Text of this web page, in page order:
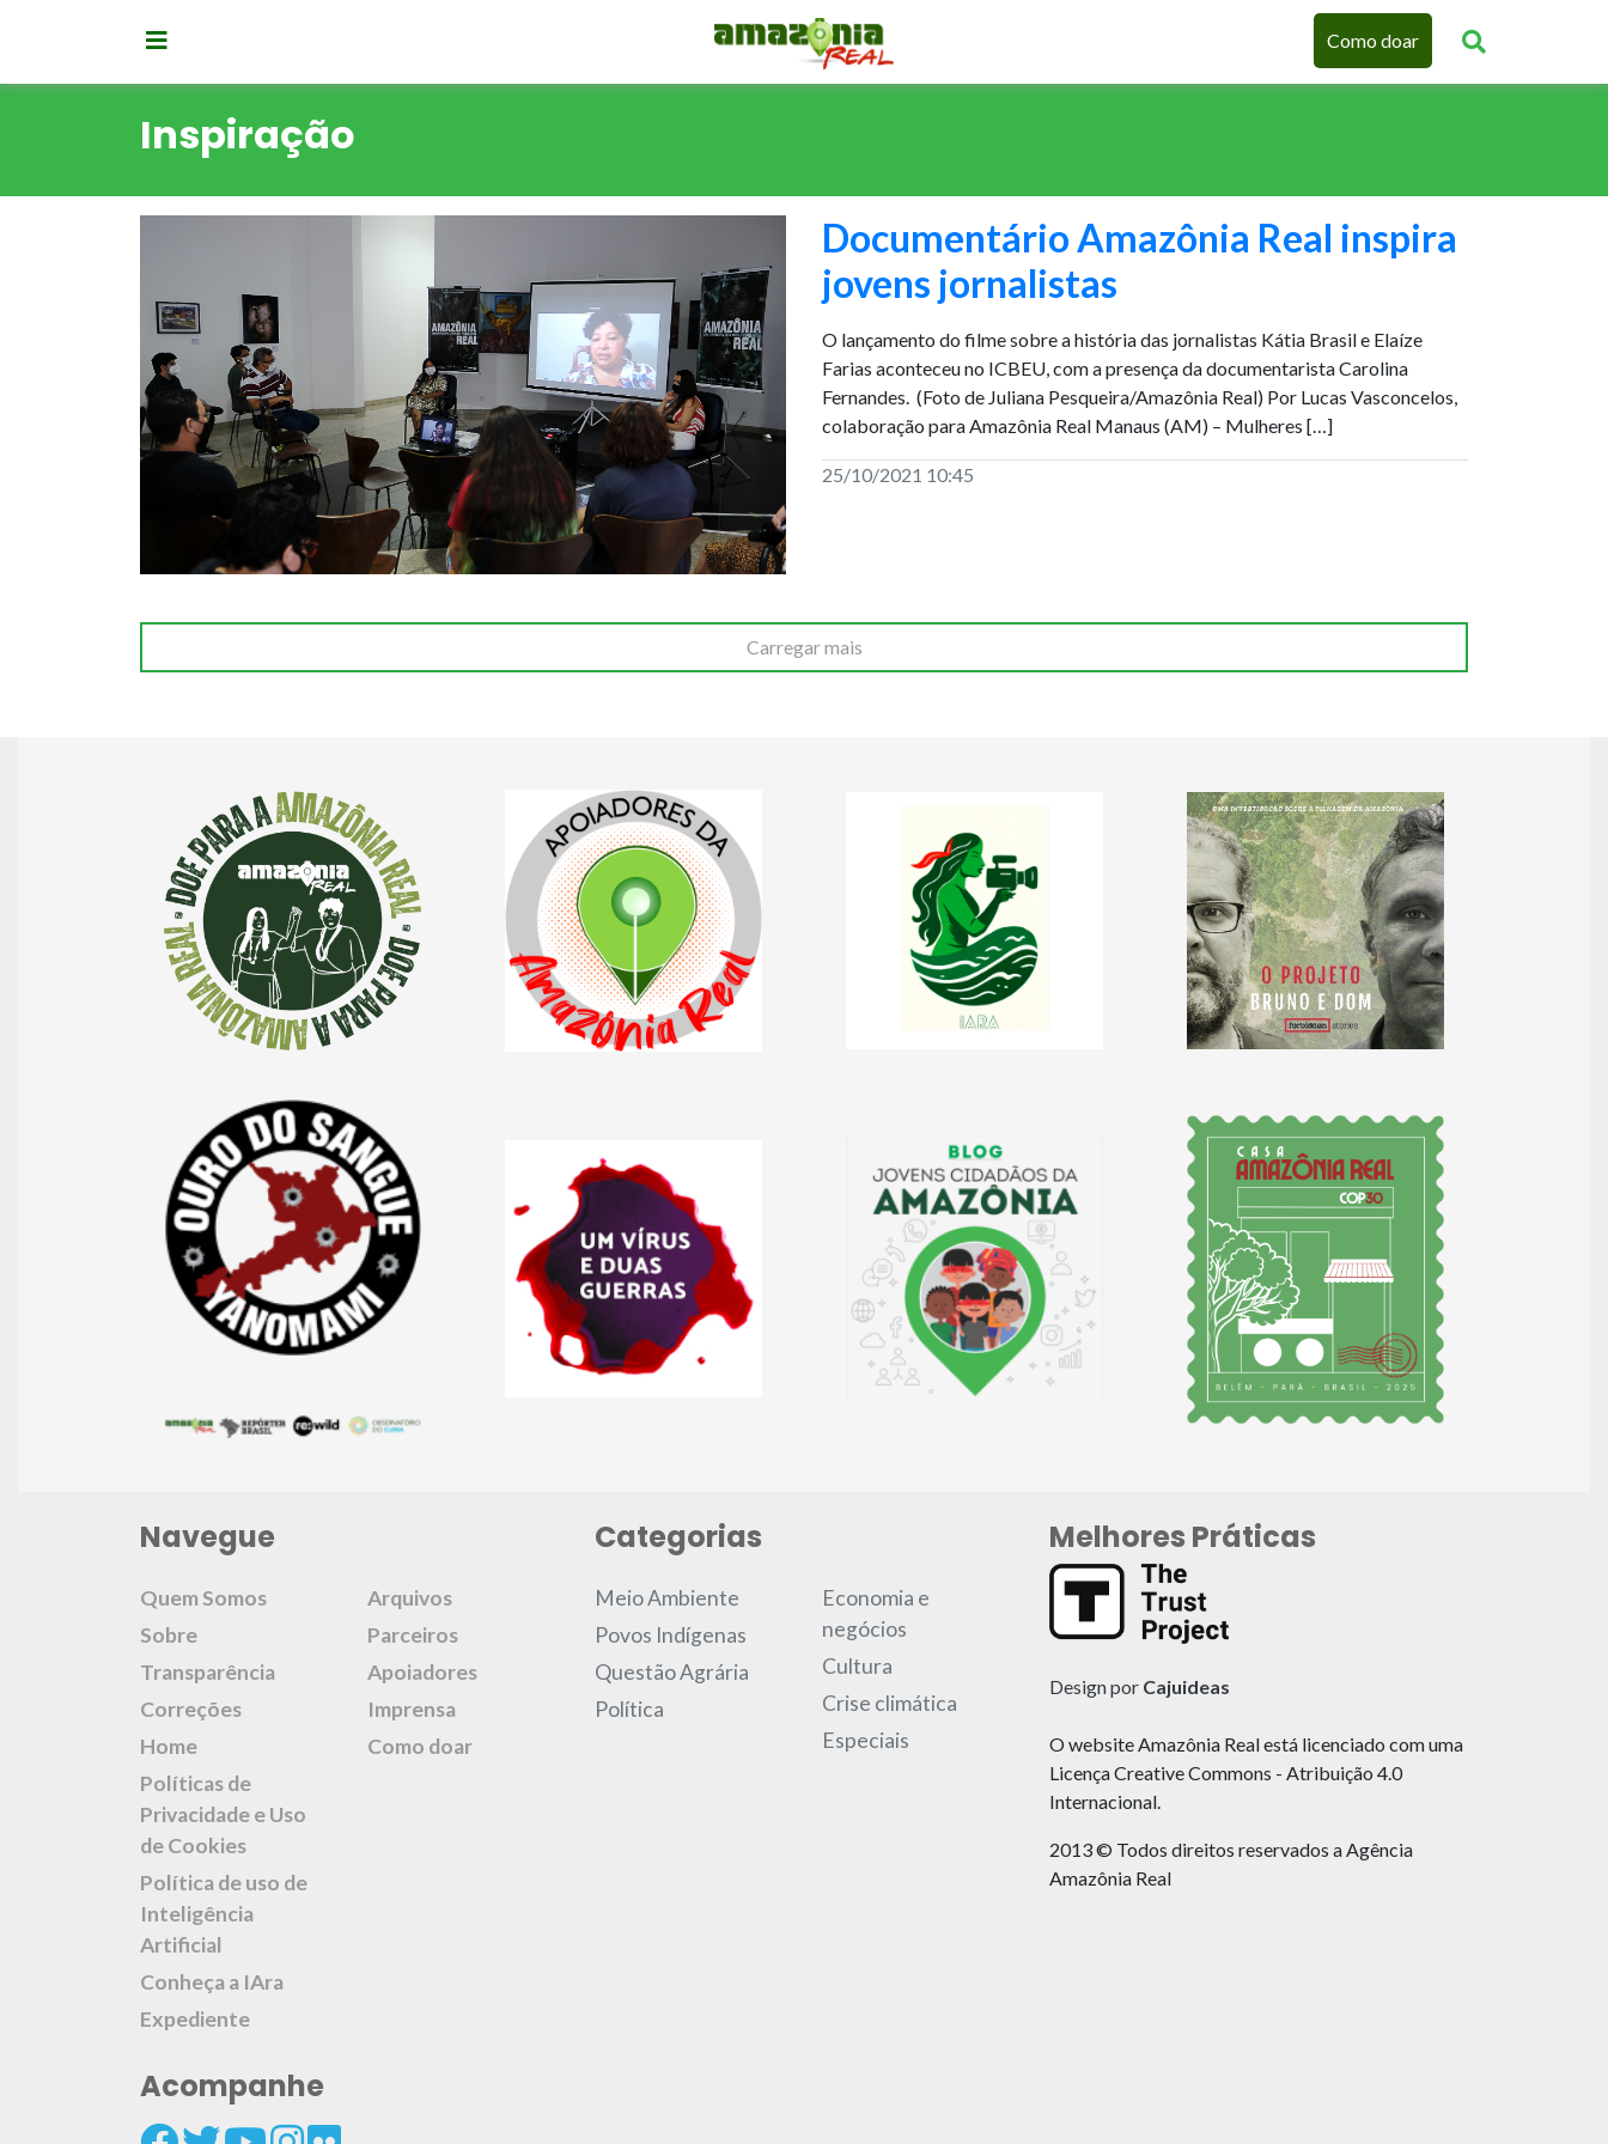
Como doar
Inspiração
Documentário Amazônia Real inspira
jovens jornalistas
O lançamento do filme sobre a história das jornalistas Kátia Brasil e Elaíze
Farias aconteceu no ICBEU, com a presença da documentarista Carolina
Fernandes. (Foto de Juliana Pesqueira/Amazônia Real) Por Lucas Vasconcelos,
colaboração para Amazônia Real Manaus (AM) – Mulheres […]
25/10/2021 10:45
Carregar mais
Navegue
Quem Somos
Sobre
Transparência
Correções
Home
Políticas de
Privacidade e Uso
de Cookies
Política de uso de
Inteligência
Artificial
Conheça a IAra
Expediente
Arquivos
Parceiros
Apoiadores
Imprensa
Como doar
Acompanhe
Categorias
Meio Ambiente
Povos Indígenas
Questão Agrária
Política
Economia e
negócios
Cultura
Crise climática
Especiais
Melhores Práticas
Design por Cajuideas
O website Amazônia Real está licenciado com uma
Licença Creative Commons - Atribuição 4.0
Internacional.
2013 © Todos direitos reservados a Agência
Amazônia Real